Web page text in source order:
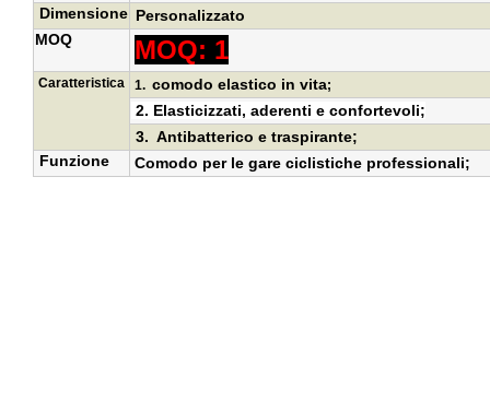
Dimensione Personalizzato
MOQ
MOQ: 1
Caratteristica 1. comodo elastico in vita;
2. Elasticizzati, aderenti e confortevoli;
3. Antibatterico e traspirante;
Funzione
Comodo per le gare ciclistiche professionali;